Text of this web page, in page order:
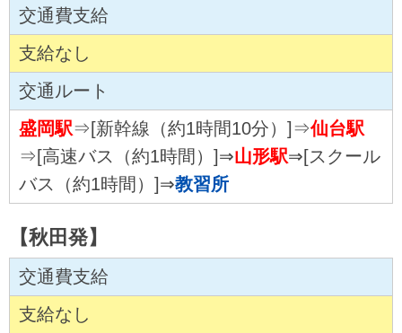
交通費支給
支給なし
交通ルート
盛岡駅⇒[新幹線（約1時間10分）]⇒仙台駅
⇒[高速バス（約1時間）]⇒山形駅⇒[スクール
バス（約1時間）]⇒教習所
【秋田発】
交通費支給
支給なし